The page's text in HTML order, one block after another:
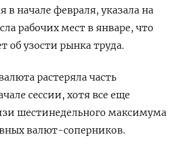
в начале февраля, указала на
рабочих мест в январе, что
об узости рынка труда.
растеряла часть
сессии, хотя все еще
шестинедельного максимума
валют-соперников.